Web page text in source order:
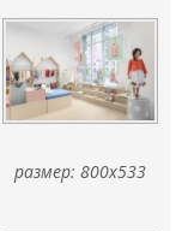
размер: 800x533